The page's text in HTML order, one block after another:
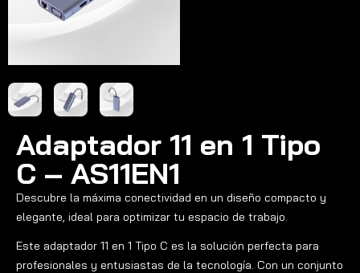
Adaptador 11 en 1 Tipo
C – AS11EN1
Descubre la máxima conectividad en un diseño compacto y
elegante, ideal para optimizar tu espacio de trabajo.
Este adaptador 11 en 1 Tipo C es la solución perfecta para
profesionales y entusiastas de la tecnología. Con un conjunto